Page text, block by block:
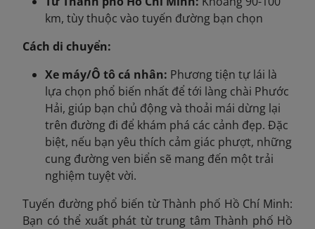
km, tùy thuộc vào tuyến đường bạn chọn
Cách di chuyển:
Xe máy/Ô tô cá nhân: Phương tiện tự lái là
lựa chọn phổ biến nhất để tới làng chài Phước
Hải, giúp bạn chủ động và thoải mái dừng lại
trên đường đi để khám phá các cảnh đẹp. Đặc
biệt, nếu bạn yêu thích cảm giác phượt, những
cung đường ven biển sẽ mang đến một trải
nghiệm tuyệt vời.
Tuyến đường phổ biến từ Thành phố Hồ Chí Minh:
Bạn có thể xuất phát từ trung tâm Thành phố Hồ